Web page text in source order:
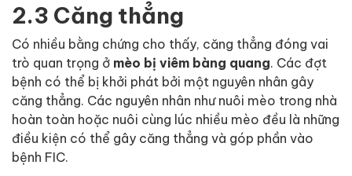
2.3 Căng thẳng
Có nhiều bằng chứng cho thấy, căng thẳng đóng vai
trò quan trọng ở mèo bị viêm bàng quang . Các đợt
bệnh có thể bị khởi phát bởi một nguyên nhân gây
căng thẳng. Các nguyên nhân như nuôi mèo trong nhà
hoàn toàn hoặc nuôi cùng lúc nhiều mèo đều là những
điều kiện có thể gây căng thẳng và góp phần vào
bệnh FIC.